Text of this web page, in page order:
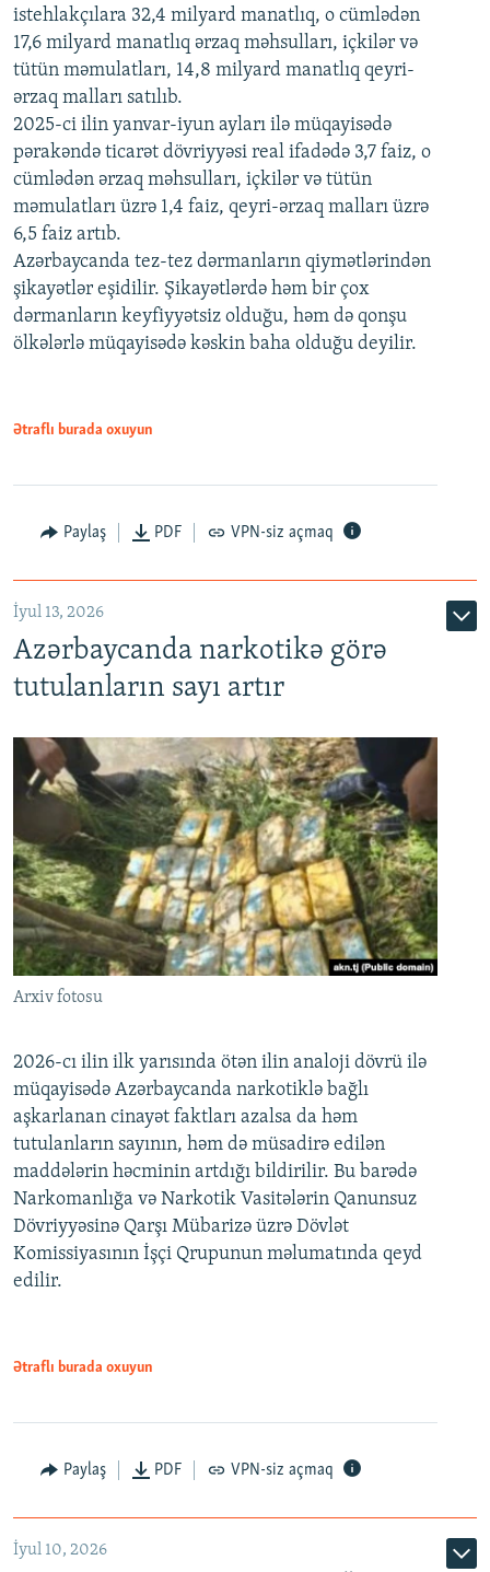
istehlakçılara 32,4 milyard manatlıq, o cümlədən
17,6 milyard manatlıq ərzaq məhsulları, içkilər və
tütün məmulatları, 14,8 milyard manatlıq qeyri-
ərzaq malları satılıb.
2025-ci ilin yanvar-iyun ayları ilə müqayisədə
pərakəndə ticarət dövriyyəsi real ifadədə 3,7 faiz, o
cümlədən ərzaq məhsulları, içkilər və tütün
məmulatları üzrə 1,4 faiz, qeyri-ərzaq malları üzrə
6,5 faiz artıb.
Azərbaycanda tez-tez dərmanların qiymətlərindən
şikayətlər eşidilir. Şikayətlərdə həm bir çox
dərmanların keyfiyyətsiz olduğu, həm də qonşu
ölkələrlə müqayisədə kəskin baha olduğu deyilir.
Ətraflı burada oxuyun
Paylaş PDF VPN-siz açmaq
İyul 13, 2026
Azərbaycanda narkotikə görə
tutulanların sayı artır
Arxiv fotosu
2026-cı ilin ilk yarısında ötən ilin analoji dövrü ilə
müqayisədə Azərbaycanda narkotiklə bağlı
aşkarlanan cinayət faktları azalsa da həm
tutulanların sayının, həm də müsadirə edilən
maddələrin həcminin artdığı bildirilir. Bu barədə
Narkomanlığa və Narkotik Vasitələrin Qanunsuz
Dövriyyəsinə Qarşı Mübarizə üzrə Dövlət
Komissiyasının İşçi Qrupunun məlumatında qeyd
edilir.
Ətraflı burada oxuyun
Paylaş PDF VPN-siz açmaq
İyul 10, 2026